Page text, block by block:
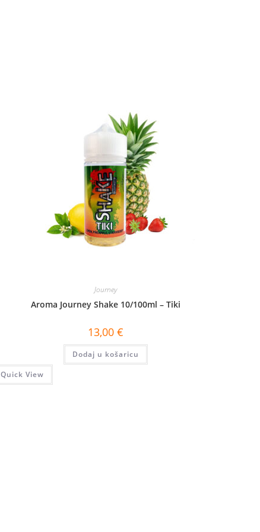
Journey
Aroma Journey Shake 10/100ml – Tiki
13,00 €
Dodaj u košaricu
Quick View